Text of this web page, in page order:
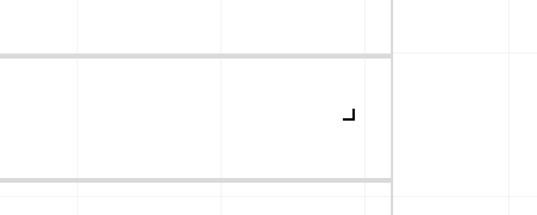
Fale connosco
facebook